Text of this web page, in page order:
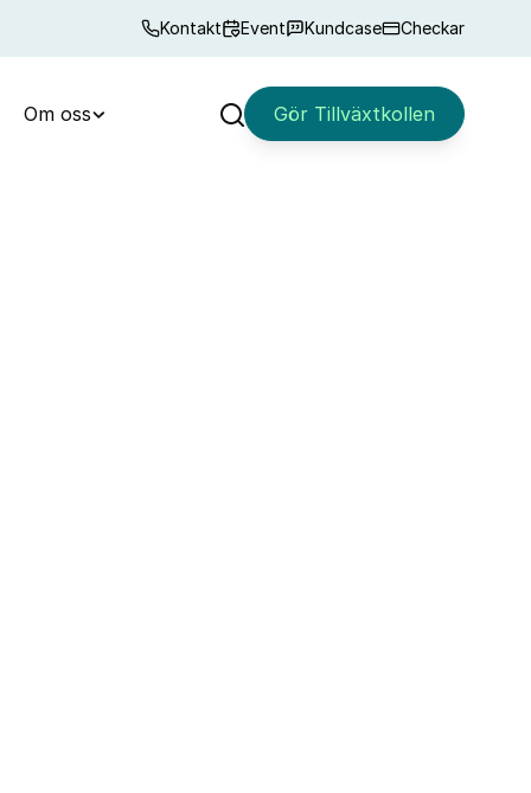
Kontakt Event Kundcase Checkar
Om oss Sök Gör Tillväxtkollen